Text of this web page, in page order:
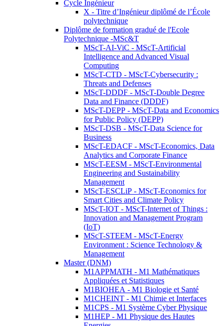
Cycle Ingénieur
X - Titre d’Ingénieur diplômé de l’École
polytechnique
Diplôme de formation gradué de l'Ecole
Polytechnique -MSc&T
MScT-AI-ViC - MScT-Artificial
Intelligence and Advanced Visual
Computing
MScT-CTD - MScT-Cybersecurity :
Threats and Defenses
MScT-DDDF - MScT-Double Degree
Data and Finance (DDDF)
MScT-DEPP - MScT-Data and Economics
for Public Policy (DEPP)
MScT-DSB - MScT-Data Science for
Business
MScT-EDACF - MScT-Economics, Data
Analytics and Corporate Finance
MScT-EESM - MScT-Environmental
Engineering and Sustainability
Management
MScT-ESCLiP - MScT-Economics for
Smart Cities and Climate Policy
MScT-IOT - MScT-Internet of Things :
Innovation and Management Program
(IoT)
MScT-STEEM - MScT-Energy
Environment : Science Technology &
Management
Master (DNM)
M1APPMATH - M1 Mathématiques
Appliquées et Statistiques
M1BIOHEA - M1 Biologie et Santé
M1CHEINT - M1 Chimie et Interfaces
M1CPS - M1 Système Cyber Physique
M1HEP - M1 Physique des Hautes